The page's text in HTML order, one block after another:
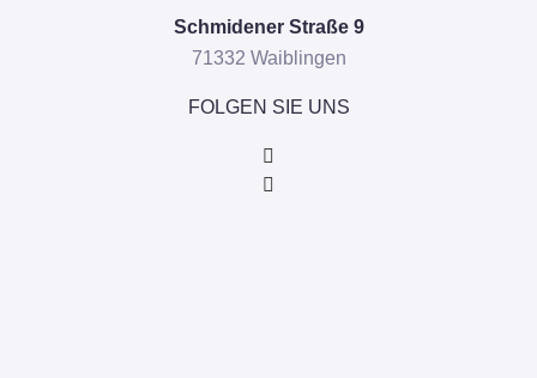
Schmidener Straße 9
71332 Waiblingen
FOLGEN SIE UNS